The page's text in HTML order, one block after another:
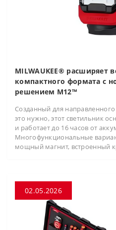
MILWAUKEE® расширяет
компактного формата с
решением M12™
Созданный для
это нужно, этот светильник
и работает до 16 часов от
Многофункциональные
мощный магнит, встроенный
02.05.2026